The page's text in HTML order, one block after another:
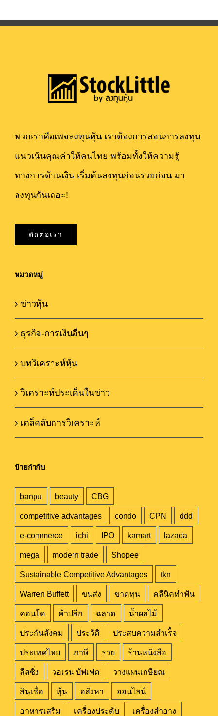
พวกเราคือเพจลงทุนหุ้น เราต้องการสอนการลงทุน
แนวเน้นคุณค่าให้คนไทย พร้อมทั้งให้ความรู้
ทางการด้านเงิน เริ่มต้นลงทุนก่อนรวยก่อน มา
ลงทุนกันเถอะ!
ติดต่อเรา
หมวดหมู่
ข่าวหุ้น
ธุรกิจ-การเงินอื่นๆ
บทวิเคราะห์หุ้น
วิเคราะห์ประเด็นในข่าว
เคล็ดลับการวิเคราะห์
ป้ายกำกับ
banpu beauty CBG
competitive advantages condo CPN ddd
e-commerce ichi IPO kamart lazada
mega modern trade Shopee
Sustainable Competitive Advantages tkn
Warren Buffett ขนส่ง ขาดทุน คลีนิคทำฟัน
คอนโด ค้าปลีก ฉลาด น้ำผลไม้
ประกันสังคม ประวัติ ประสบความสำเร็๋จ
ประเทศไทย ภาษี รวย ร้านหนังสือ
ลีสซิ่ง วอเรน บัฟเฟต วางแผนเกษียณ
สินเชื่อ หุ้น อสังหา ออนไลน์
อาหารเสริม เครื่องประดับ เครื่องสำอาง